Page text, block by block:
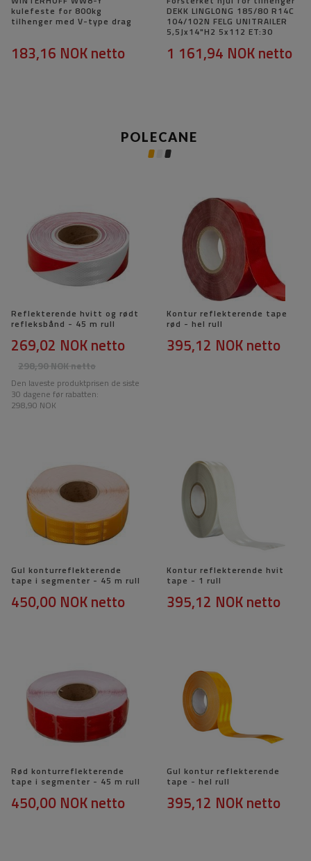
kulefeste for 800kg
tilhenger med V-type drag
183,16 NOKnetto
DEKK LINGLONG 185/80 R14C
104/102N FELG UNITRAILER
5,5Jx14"H2 5x112 ET:30
1 161,94 NOKnetto
POLECANE
Reflekterende hvitt og rødt
refleksbånd - 45 m rull
298,90 NOKnetto
269,02 NOKnetto
Den laveste produktprisen de siste
30 dagene før rabatten:
298,90 NOK
Kontur reflekterende tape
rød - hel rull
395,12 NOKnetto
Gul konturreflekterende
tape i segmenter - 45 m rull
450,00 NOKnetto
Kontur reflekterende hvit
tape - 1 rull
395,12 NOKnetto
Rød konturreflekterende
tape i segmenter - 45 m rull
450,00 NOKnetto
Gul kontur reflekterende
tape - hel rull
395,12 NOKnetto